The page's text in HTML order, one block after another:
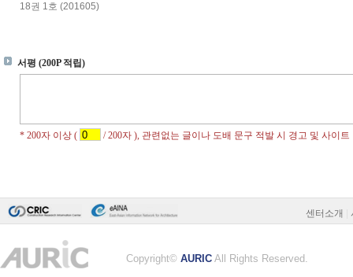
18권 1호 (201605)
센터소개
Copyright© AURIC All Rights Reserved.